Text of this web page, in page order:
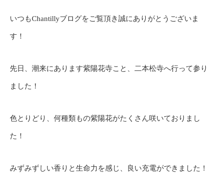
いつもChantillyブログをご覧頂き誠にありがとうございま
す！
先日、潮来にあります紫陽花寺こと、二本松寺へ行って参り
ました！
色とりどり、何種類もの紫陽花がたくさん咲いておりまし
た！
みずみずしい香りと生命力を感じ、良い充電ができました！